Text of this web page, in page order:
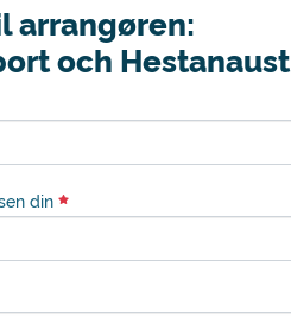
arrangøren:
och Hestanaust
din